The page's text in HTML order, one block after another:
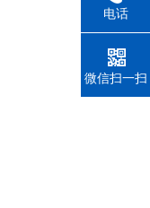
电话
微信扫一扫